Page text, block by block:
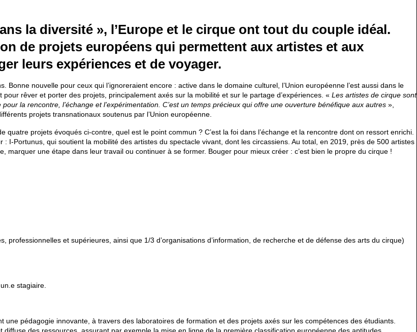
la diversité », l’Europe et le cirque ont tout du couple idéal.
de projets européens qui permettent aux artistes et aux
leurs expériences et de voyager.
nouvelle pour ceux qui l’ignoreraient encore : active dans le domaine culturel, l’Union européenne l’est aussi dans le
rêver et porter des projets, principalement axés sur la mobilité et sur le partage d’expériences. « Les artistes de cirque sont
la rencontre, l’échange et l’expérimentation. C’est un temps précieux qui offre une ouverture bénéfique aux autres »,
projets transnationaux soutenus par l’Union européenne.
projets évoqués ci-contre, quel est le point commun ? C’est la foi dans l’échange et la rencontre dont on ressort enrichi.
: I-Portunus, qui soutient la mobilité des artistes du spectacle vivant, dont les circassiens. Au total, en 2019, près de 500 artistes
marquer une étape dans leur travail ou continuer à se former. Bouger pour mieux créer : c’est bien le propre du cirque !
professionnelles et supérieures, ainsi que 1/3 d’organisations d’information, de recherche et de défense des arts du cirque)
stagiaire.
pédagogie innovante, à travers des laboratoires de formation et des projets axés sur les compétences des étudiants.